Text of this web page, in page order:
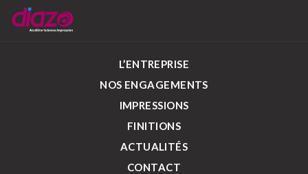
L’ENTREPRISE
NOS ENGAGEMENTS
IMPRESSIONS
FINITIONS
ACTUALITÉS
CONTACT